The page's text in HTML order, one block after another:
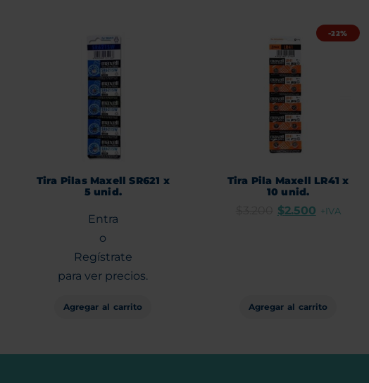
Tira Pilas Maxell SR621 x
5 unid.
Entra
o
Regístrate
para ver precios.
Agregar al carrito
-22%
Tira Pila Maxell LR41 x
10 unid.
$2.500 +IVA
Agregar al carrito